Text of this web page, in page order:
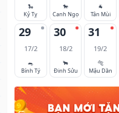
🐍
Kỷ Tỵ
🐎
Canh Ngọ
🐐
Tân Mùi
29
17/2
🐀
Bính Tý
30
18/2
🐂
Đinh Sửu
31
19/2
🐅
Mậu Dần